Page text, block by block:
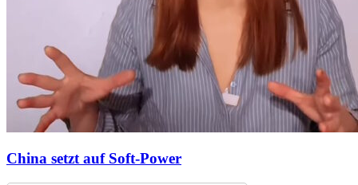
China setzt auf Soft-Power